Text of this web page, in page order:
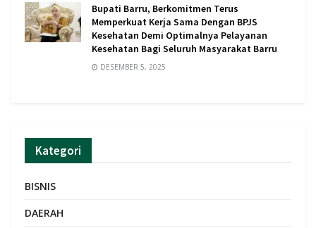
Bupati Barru, Berkomitmen Terus
Memperkuat Kerja Sama Dengan BPJS
Kesehatan Demi Optimalnya Pelayanan
Kesehatan Bagi Seluruh Masyarakat Barru
DESEMBER 5, 2025
Kategori
BISNIS
DAERAH